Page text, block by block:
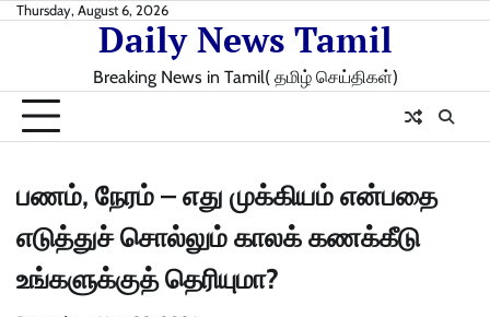
SkipThursday, August 6, 2026
Daily News Tamil
Breaking News in Tamil( தமிழ் செய்திகள்)
பணம், நேரம் – எது முக்கியம் என்பதை
எடுத்துச் சொல்லும் காலக் கணக்கீடு
உங்களுக்குத் தெரியுமா?